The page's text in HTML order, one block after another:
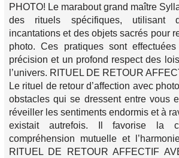
PHOTO! Le marabout grand maître
des rituels spécifiques, utilisant
incantations et des objets sacrés pour
photo. Ces pratiques sont
précision et un profond respect des
l’univers. RITUEL DE RETOUR
Le rituel de retour d’affection avec
obstacles qui se dressent entre vous
réveiller les sentiments endormis et à
existait autrefois. Il favorise la
compréhension mutuelle et
RITUEL DE RETOUR AFFECTIF